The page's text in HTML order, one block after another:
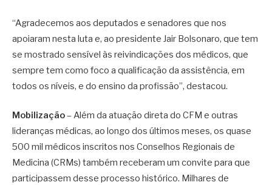
“Agradecemos aos deputados e senadores que nos
apoiaram nesta luta e, ao presidente Jair Bolsonaro, que tem
se mostrado sensível às reivindicações dos médicos, que
sempre tem como foco a qualificação da assistência, em
todos os níveis, e do ensino da profissão”, destacou.
Mobilização– Além da atuação direta do CFM e outras
lideranças médicas, ao longo dos últimos meses, os quase
500 mil médicos inscritos nos Conselhos Regionais de
Medicina (CRMs) também receberam um convite para que
participassem desse processo histórico. Milhares de